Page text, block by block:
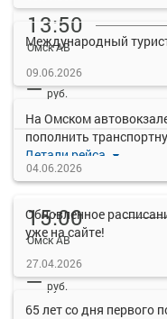
13:50
Омск АВ
Детали рейса
— руб.
15:00
Омск АВ
ОМСК АВ
— руб.
Международный
09.06.2026
На Омском
пополнить
04.06.2026
Обновленное
уже на сайте!
27.04.2026
65 лет со дня первого